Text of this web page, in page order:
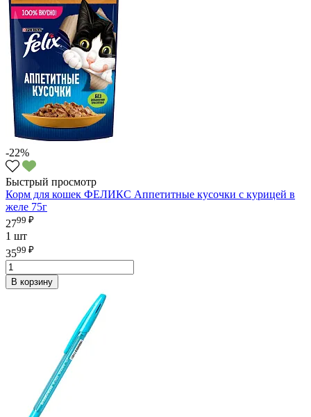
-22%
Быстрый просмотр
Корм для кошек ФЕЛИКС Аппетитные кусочки с курицей в
желе 75г
2799 ₽
1 шт
3599 ₽
В корзину